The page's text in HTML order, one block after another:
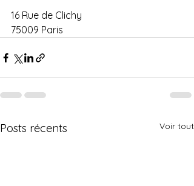
16 Rue de Clichy
75009 Paris
Posts récents Voir tout